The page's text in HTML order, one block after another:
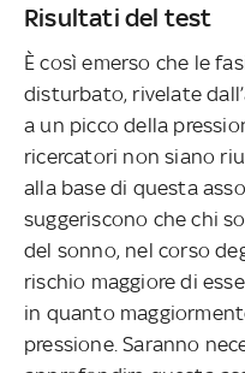
Risultati del test
È così emerso che le
disturbato, rivelate
a un picco della
ricercatori non siano
alla base di questa
suggeriscono che chi
del sonno, nel corso
rischio maggiore di
in quanto
pressione. Saranno